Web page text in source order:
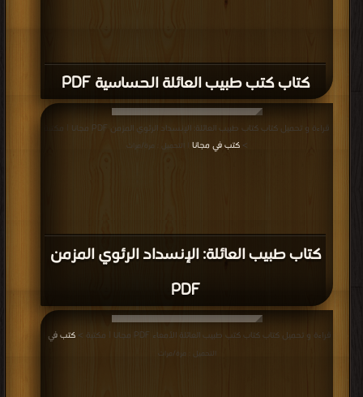
كتاب كتب طبيب العائلة الحساسية PDF
كتاب طبيب العائلة: الإنسداد الرئوي المزمن
PDF
قراءة و تحميل كتاب كتاب طبيب العائلة: الإنسداد الرئوي المزمن PDF مجانا | مكتبة
>كتب في مجانا | التحميل : مرة/مرات
قراءة و تحميل كتاب كتاب كتب طبيب العائلة الأمعاء PDF مجانا | مكتبة > كتب في
التحميل : مرة/مرات